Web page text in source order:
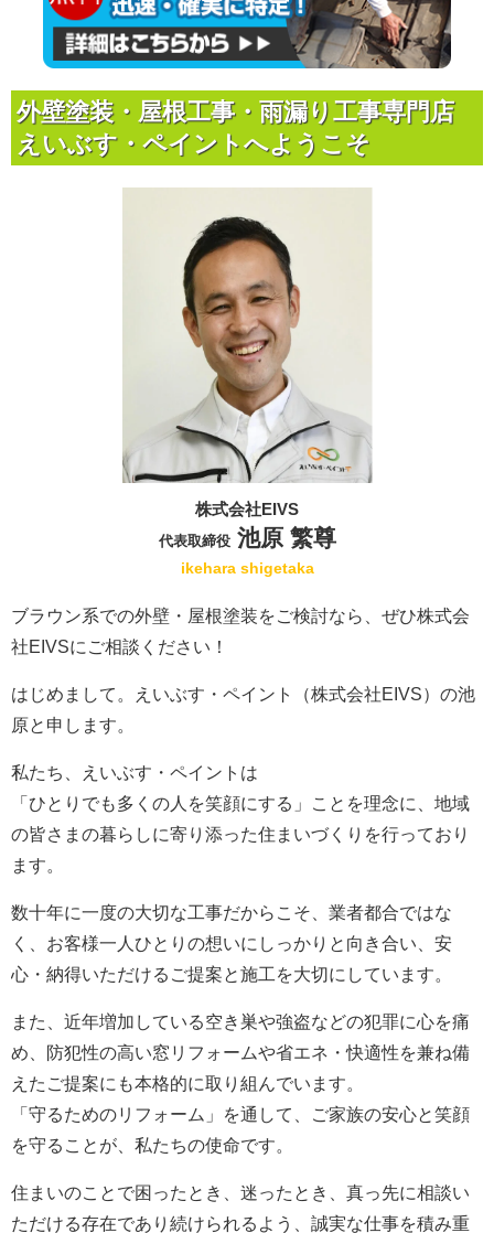
外壁塗装・屋根工事・雨漏り工事専門店
えいぶす・ペイントへようこそ
株式会社EIVS
代表取締役池原 繁尊
ikehara shigetaka
ブラウン系での外壁・屋根塗装をご検討なら、ぜひ株式会
社EIVSにご相談ください！
はじめまして。えいぶす・ペイント（株式会社EIVS）の池
原と申します。
私たち、えいぶす・ペイントは
「ひとりでも多くの人を笑顔にする」ことを理念に、地域
の皆さまの暮らしに寄り添った住まいづくりを行っており
ます。
数十年に一度の大切な工事だからこそ、業者都合ではな
く、お客様一人ひとりの想いにしっかりと向き合い、安
心・納得いただけるご提案と施工を大切にしています。
また、近年増加している空き巣や強盗などの犯罪に心を痛
め、防犯性の高い窓リフォームや省エネ・快適性を兼ね備
えたご提案にも本格的に取り組んでいます。
「守るためのリフォーム」を通して、ご家族の安心と笑顔
を守ることが、私たちの使命です。
住まいのことで困ったとき、迷ったとき、真っ先に相談い
ただける存在であり続けられるよう、誠実な仕事を積み重